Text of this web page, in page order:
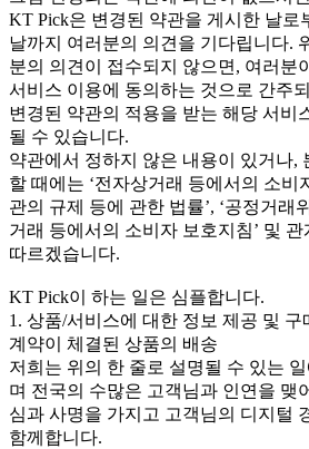
KT Pick은 변경된 약관을 게시한 날로
날까지 여러분의 의견을 기다립니다.
분의 의견이 접수되지 않으면, 여러분
서비스 이용에 동의하는 것으로 간주
변경된 약관의 적용을 받는 해당 서비
될 수 있습니다.
약관에서 정하지 않은 내용이 있거나,
할 때에는 ‘전자상거래 등에서의 소비
관의 규제 등에 관한 법률’, ‘공정거래
거래 등에서의 소비자 보호지침’ 및
따르겠습니다.
KT Pick이 하는 일은 심플합니다.
1. 상품/서비스에 대한 정보 제공 및 구
계약이 체결된 상품의 배송
저희는 위의 한 줄로 설명될 수 있는
며 전국의 수많은 고객님과 인연을 맺
심과 사명을 가지고 고객님의 디지털
함께합니다.